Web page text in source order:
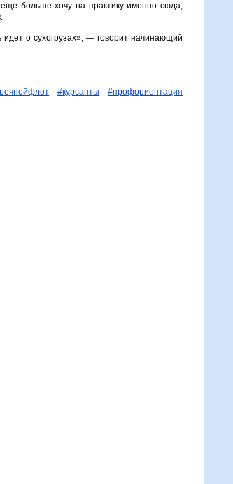
больше хочу на практику именно сюда,
идет о сухогрузах», — говорит начинающий
#курсанты
#профориентация